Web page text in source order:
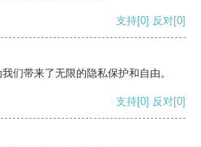
支持[0] 反对[0]
们带来了无限的隐私保护和自由。
支持[0] 反对[0]